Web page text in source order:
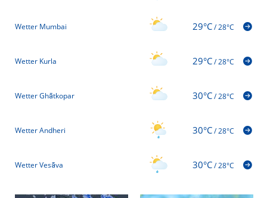
Wetter Mumbai 29°C/28°C
Wetter Kurla 29°C/28°C
Wetter Ghātkopar 30°C/28°C
Wetter Andheri 30°C/28°C
Wetter Vesāva 30°C/28°C